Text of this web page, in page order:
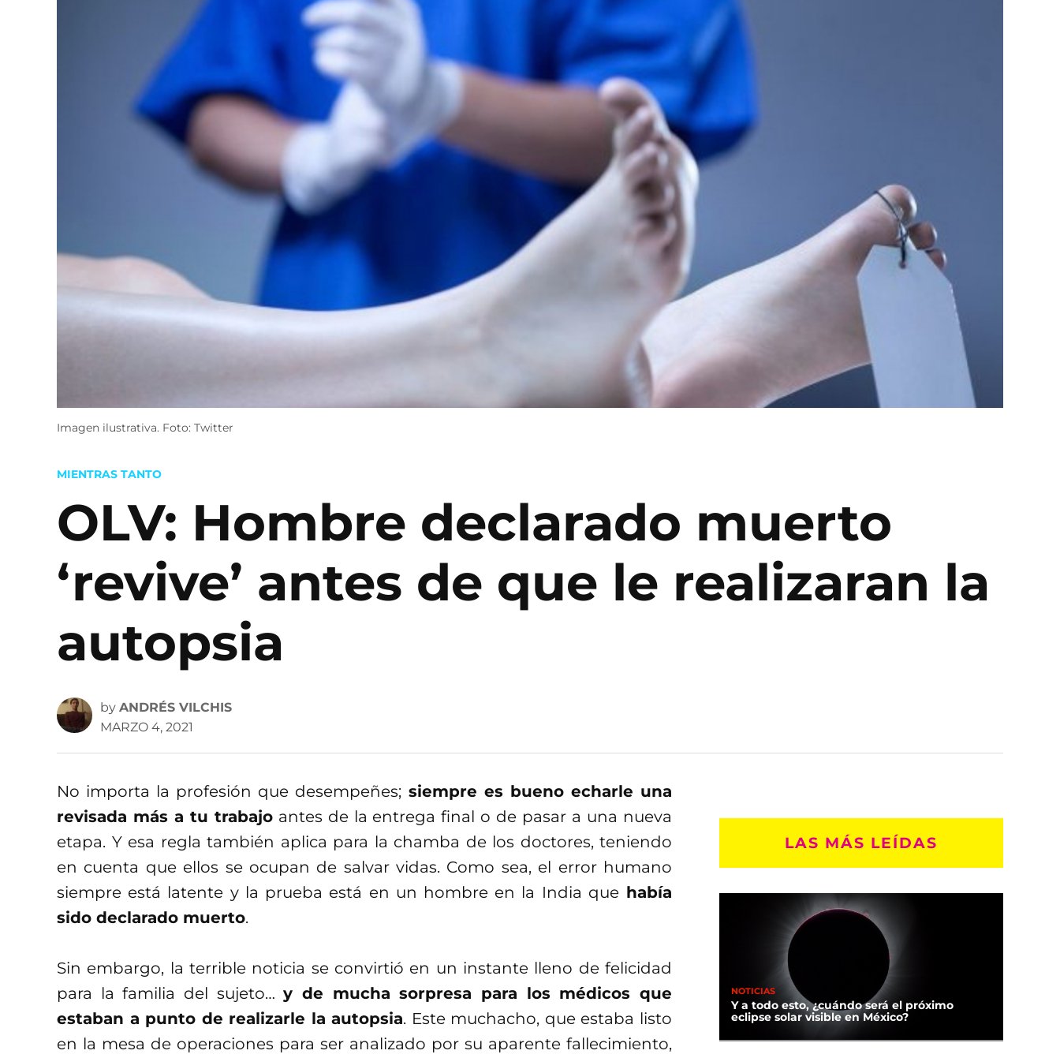
Imagen ilustrativa. Foto: Twitter
POSTED
MIENTRAS TANTO
OLV: Hombre declarado muerto
‘revive’ antes de que le realizaran la
autopsia
by ANDRÉS VILCHIS
MARZO 4, 2021
No importa la profesión que desempeñes; siempre es bueno echarle una
revisada más a tu trabajoantes de la entrega final o de pasar a una nueva
etapa. Y esa regla también aplica para la chamba de los doctores, teniendo
en cuenta que ellos se ocupan de salvar vidas. Como sea, el error humano
siempre está latente y la prueba está en un hombre en la India quehabía
sido declarado muerto.
Sin embargo, la terrible noticia se convirtió en un instante lleno de felicidad
para la familia del sujeto…y de mucha sorpresa para los médicos que
estaban a punto de realizarle la autopsia. Este muchacho, que estaba listo
en la mesa de operaciones para ser analizado por su aparente fallecimiento,
LAS MÁS LEÍDAS
NOTICIAS
Y a todo esto, ¿cuándo será el próximo
eclipse solar visible en México?